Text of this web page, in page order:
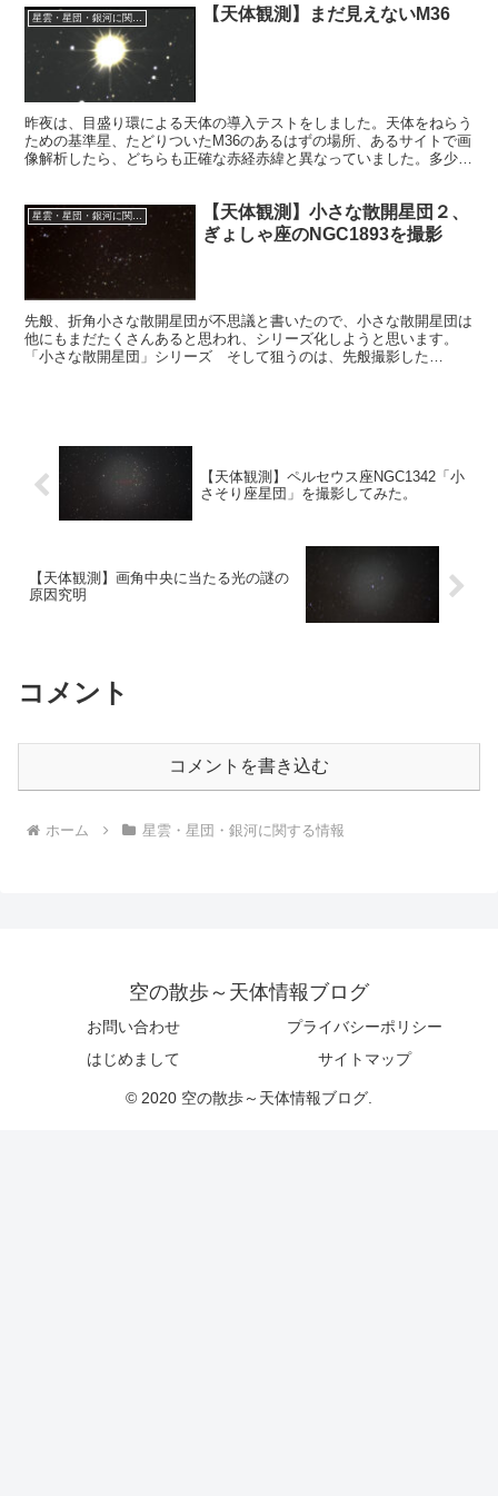
【天体観測】まだ見えないM36
昨夜は、目盛り環による天体の導入テストをしました。天体をねらう
ための基準星、たどりついたM36のあるはずの場所、あるサイトで画
像解析したら、どちらも正確な赤経赤緯と異なっていました。多少ず
【天体観測】小さな散開星団２、
ぎょしゃ座のNGC1893を撮影
先般、折角小さな散開星団が不思議と書いたので、小さな散開星団は
他にもまだたくさんあると思われ、シリーズ化しようと思います。
「小さな散開星団」シリーズ そして狙うのは、先般撮影した
【天体観測】ペルセウス座NGC1342「小
さそり座星団」を撮影してみた。
【天体観測】画角中央に当たる光の謎の
原因究明
コメント
コメントを書き込む
ホーム 星雲・星団・銀河に関する情報
空の散歩～天体情報ブログ
お問い合わせ
プライバシーポリシー
はじめまして
サイトマップ
© 2020 空の散歩～天体情報ブログ.